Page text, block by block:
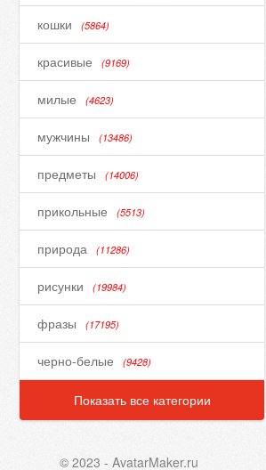
кошки (5864)
красивые (9169)
милые (4623)
мужчины (13486)
предметы (14006)
прикольные (5513)
природа (11286)
рисунки (19984)
фразы (17195)
черно-белые (9428)
Показать все категории
© 2023 - AvatarMaker.ru